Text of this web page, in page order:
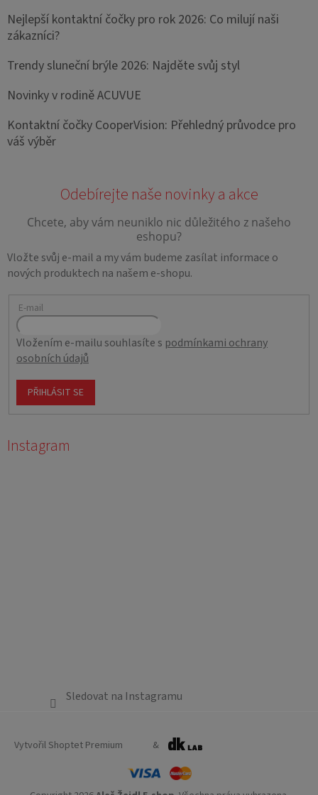
Nejlepší kontaktní čočky pro rok 2026: Co milují naši
zákazníci?
Trendy sluneční brýle 2026: Najděte svůj styl
Novinky v rodině ACUVUE
Kontaktní čočky CooperVision: Přehledný průvodce pro
váš výběr
Vložte svůj e-mail a my vám budeme zasílat informace o
nových produktech na našem e-shopu.
E-mail
Vložením e-mailu souhlasíte s podmínkami ochrany
osobních údajů
PŘIHLÁSIT SE
Instagram
Sledovat na Instagramu
Vytvořil Shoptet Premium &